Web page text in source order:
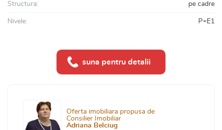
Structura: pe cadre
Nivele: P+E1
suna pentru detalii
Oferta imobiliara propusa de
Consilier Imobiliar
Adriana Belciug